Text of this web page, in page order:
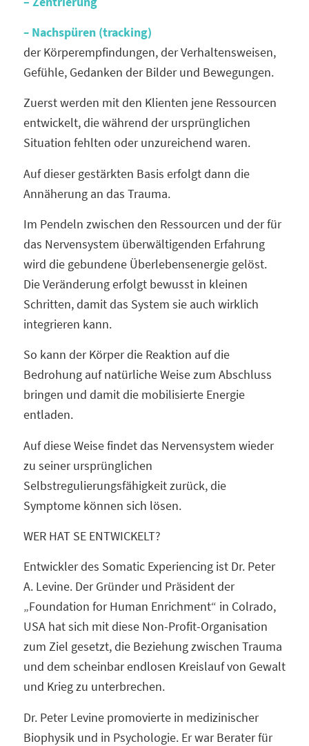
– Nachspüren (tracking)
der Körperempfindungen, der Verhaltensweisen,
Gefühle, Gedanken der Bilder und Bewegungen.
Zuerst werden mit den Klienten jene Ressourcen
entwickelt, die während der ursprünglichen
Situation fehlten oder unzureichend waren.
Auf dieser gestärkten Basis erfolgt dann die
Annäherung an das Trauma.
Im Pendeln zwischen den Ressourcen und der für
das Nervensystem überwältigenden Erfahrung
wird die gebundene Überlebensenergie gelöst.
Die Veränderung erfolgt bewusst in kleinen
Schritten, damit das System sie auch wirklich
integrieren kann.
So kann der Körper die Reaktion auf die
Bedrohung auf natürliche Weise zum Abschluss
bringen und damit die mobilisierte Energie
entladen.
Auf diese Weise findet das Nervensystem wieder
zu seiner ursprünglichen
Selbstregulierungsfähigkeit zurück, die
Symptome können sich lösen.
WER HAT SE ENTWICKELT?
Entwickler des Somatic Experiencing ist Dr. Peter
A. Levine. Der Gründer und Präsident der
„Foundation for Human Enrichment“ in Colrado,
USA hat sich mit diese Non-Profit-Organisation
zum Ziel gesetzt, die Beziehung zwischen Trauma
und dem scheinbar endlosen Kreislauf von Gewalt
und Krieg zu unterbrechen.
Dr. Peter Levine promovierte in medizinischer
Biophysik und in Psychologie. Er war Berater für